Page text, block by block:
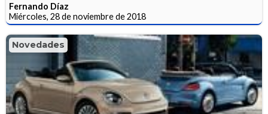
Fernando Díaz
Miércoles, 28 de noviembre de 2018
Novedades